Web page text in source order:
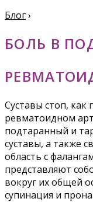
Блог›
БОЛЬ В
Суставы стоп,
ревматоидном
подтаранный и
суставы, а также
область с
представляют
вокруг их общей
супинация и